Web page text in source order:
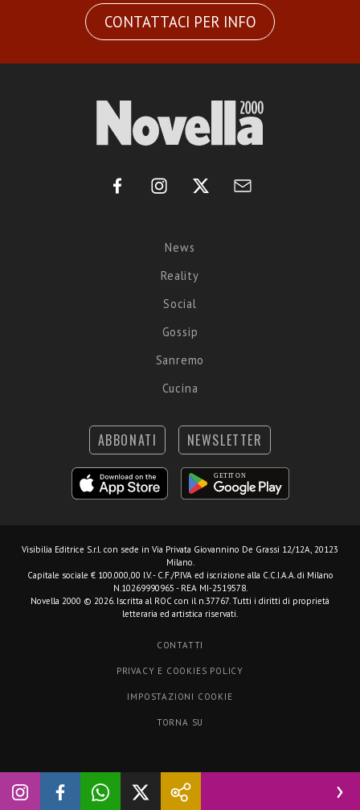
CONTATTACI PER INFO
News
Reality
Social
Gossip
Sanremo
Cucina
ABBONATI NEWSLETTER
Visibilia Editrice S.r.l. con sede in Via Privata Giovannino De Grassi 12/12A, 20123
Milano.
Capitale sociale € 100.000,00 I.V. - C.F./P.IVA ed iscrizione alla C.C.I.A.A. di Milano
N.10269990965 - REA MI-2519578.
Novella 2000 © 2026. Iscritta al ROC con il n.37767. Tutti i diritti di proprietà
letteraria ed artistica riservati.
CONTATTI
PRIVACY E COOKIES POLICY
IMPOSTAZIONI COOKIE
TORNA SU